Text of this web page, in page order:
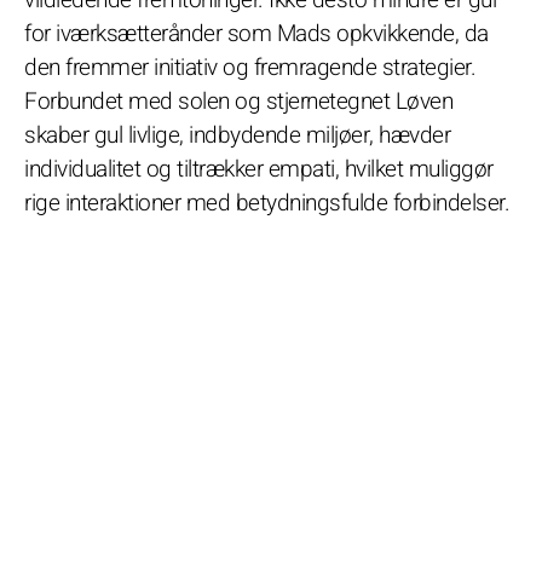
for iværksætterånder som Mads opkvikkende, da
den fremmer initiativ og fremragende strategier.
Forbundet med solen og stjernetegnet Løven
skaber gul livlige, indbydende miljøer, hævder
individualitet og tiltrækker empati, hvilket muliggør
rige interaktioner med betydningsfulde forbindelser.